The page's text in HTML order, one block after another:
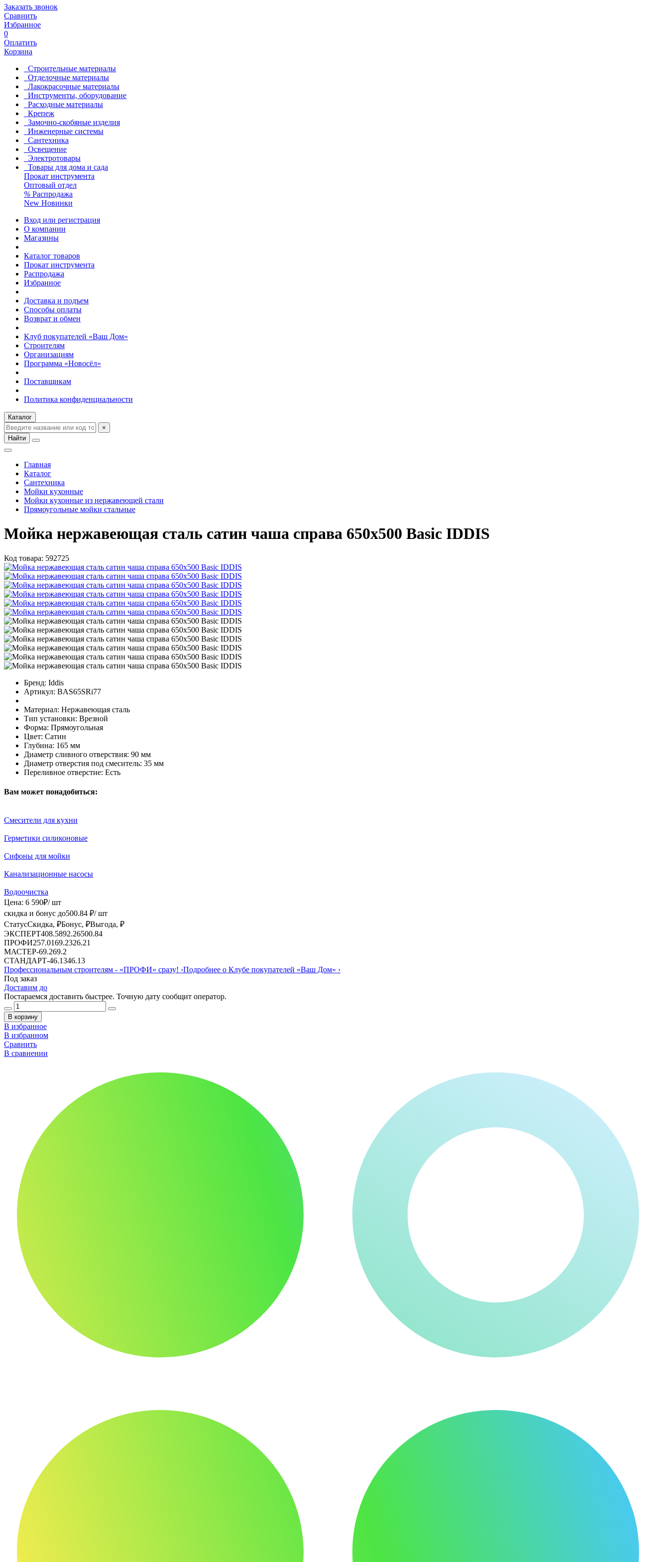
Заказать звонок
Сравнить
Избранное
0
Оплатить
Корзина
Строительные материалы
Отделочные материалы
Лакокрасочные материалы
Инструменты, оборудование
Расходные материалы
Крепеж
Замочно-скобяные изделия
Инженерные системы
Сантехника
Освещение
Электротовары
Товары для дома и сада
Прокат инструмента
Оптовый отдел
% Распродажа
New Новинки
Вход или регистрация
О компании
Магазины
Каталог товаров
Прокат инструмента
Распродажа
Избранное
Доставка и подъем
Способы оплаты
Возврат и обмен
Клуб покупателей «Ваш Дом»
Строителям
Организациям
Программа «Новосёл»
Поставщикам
Политика конфиденциальности
Каталог
×
Найти
Главная
Каталог
Сантехника
Мойки кухонные
Мойки кухонные из нержавеющей стали
Прямоугольные мойки стальные
Мойка нержавеющая сталь сатин чаша справа 650х500 Basic IDDIS
Код товара: 592725
Бренд: Iddis
Артикул: BAS65SRi77
Материал: Нержавеющая сталь
Тип установки: Врезной
Форма: Прямоугольная
Цвет: Сатин
Глубина: 165 мм
Диаметр сливного отверствия: 90 мм
Диаметр отверстия под смеситель: 35 мм
Переливное отверстие: Есть
Вам может понадобиться:
Смесители для кухни
Герметики силиконовые
Сифоны для мойки
Канализационные насосы
Водоочистка
Цена: 6 590₽/ шт
скидка и бонус до500.84 ₽/ шт
СтатусСкидка, ₽Бонус, ₽Выгода, ₽
ЭКСПЕРТ408.5892.26500.84
ПРОФИ257.0169.2326.21
МАСТЕР-69.269.2
СТАНДАРТ-46.1346.13
Профессиональным строителям - «ПРОФИ» сразу! ›Подробнее о Клубе покупателей «Ваш Дом» ›
Под заказ
Доставим до
Постараемся доставить быстрее. Точную дату сообщит оператор.
В корзину
В избранное
В избранном
Сравнить
В сравнении